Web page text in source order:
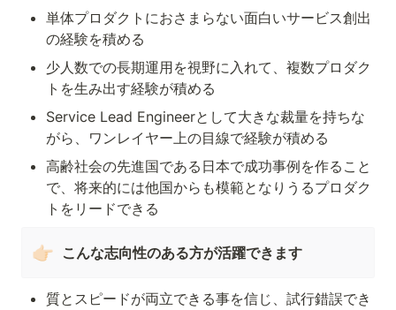
単体プロダクトにおさまらない面白いサービス創出
の経験を積める
少人数での長期運用を視野に入れて、複数プロダク
トを生み出す経験が積める
Service Lead Engineerとして大きな裁量を持ちな
がら、ワンレイヤー上の目線で経験が積める
高齢社会の先進国である日本で成功事例を作ること
で、将来的には他国からも模範となりうるプロダク
トをリードできる
👉🏻 こんな志向性のある方が活躍できます
質とスピードが両立できる事を信じ、試行錯誤でき